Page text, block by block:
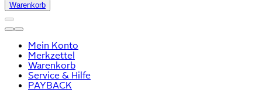
Warenkorb
Mein Konto
Merkzettel
Warenkorb
Service & Hilfe
PAYBACK